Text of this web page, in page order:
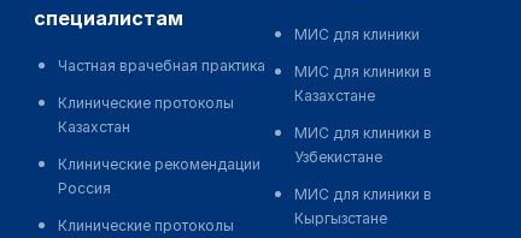
специалистам
Частная врачебная практика
Клинические протоколы
Казахстан
Клинические рекомендации
Россия
Клинические протоколы
МИС для клиники
МИС для клиники в
Казахстане
МИС для клиники в
Узбекистане
МИС для клиники в
Кыргызстане